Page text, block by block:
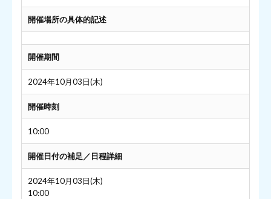
開催場所の具体的記述
開催期間
2024年10月03日(木)
開催時刻
10:00
開催日付の補足／日程詳細
2024年10月03日(木)
10:00